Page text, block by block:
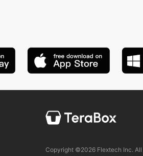
Copyright ©2026 Flextech Inc. All